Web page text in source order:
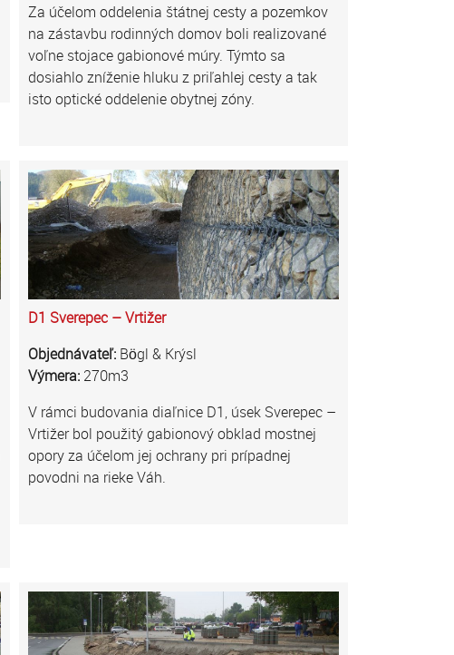
Za účelom oddelenia štátnej cesty a pozemkov
na zástavbu rodinných domov boli realizované
voľne stojace gabionové múry. Týmto sa
dosiahlo zníženie hluku z priľahlej cesty a tak
isto optické oddelenie obytnej zóny.
D1 Sverepec – Vrtižer
Objednávateľ:Bögl & Krýsl
Výmera:270m3
V rámci budovania diaľnice D1, úsek Sverepec –
Vrtižer bol použitý gabionový obklad mostnej
opory za účelom jej ochrany pri prípadnej
povodni na rieke Váh.